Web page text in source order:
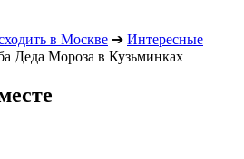
в Москве ➔ Интересные
Деда Мороза в Кузьминках